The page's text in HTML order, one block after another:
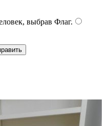
выбрав Флаг.